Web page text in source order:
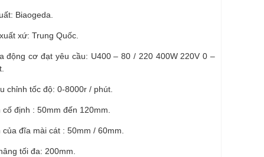
Biaogeda.
xứ: Trung Quốc.
động cơ đạt yêu cầu: U400 – 80 / 220 400W 220V 0 –
chỉnh tốc độ: 0-8000r / phút.
định : 50mm đến 120mm.
đĩa mài cát : 50mm / 60mm.
tối đa: 200mm.